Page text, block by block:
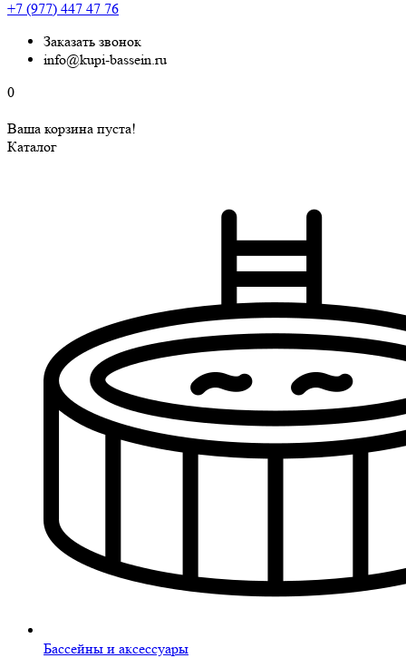
+7 (977) 447 47 76
Заказать звонок
info@kupi-bassein.ru
0
Ваша корзина пуста!
Каталог
Бассейны и аксессуары